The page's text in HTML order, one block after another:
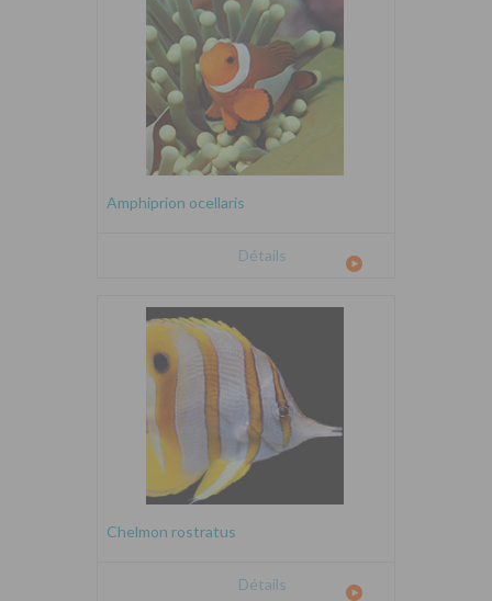
Amphiprion ocellaris
Détails
Chelmon rostratus
Détails